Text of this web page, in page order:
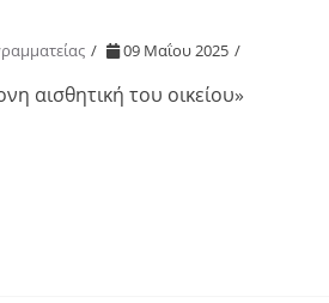
09 Μαΐου 2025
αισθητική του οικείου»